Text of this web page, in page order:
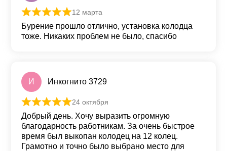
Оценка из 5
12 марта
Бурение прошло отлично, установка колодца
тоже. Никаких проблем не было, спасибо
И Инкогнито 3729
Оценка
24 октября
Добрый день. Хочу выразить огромную
благодарность работникам. За очень быстрое
время был выкопан колодец на 12 колец.
Грамотно и точно было выбрано место для